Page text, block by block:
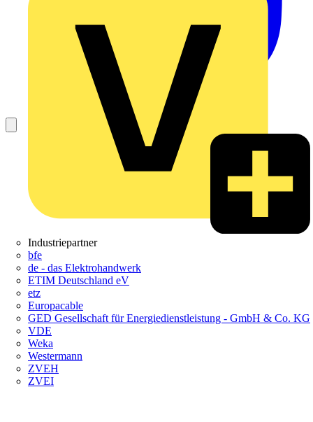
Industriepartner
bfe
de - das Elektrohandwerk
ETIM Deutschland eV
etz
Europacable
GED Gesellschaft für Energiedienstleistung - GmbH & Co. KG
VDE
Weka
Westermann
ZVEH
ZVEI